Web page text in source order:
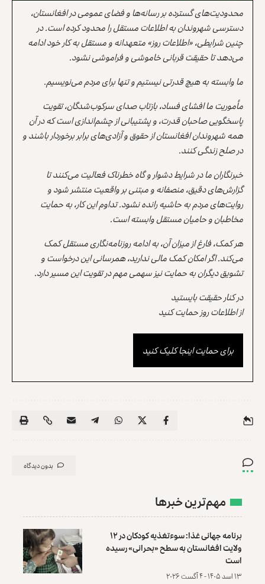
محدودیت‌های گسترده بر رسانه‌ها و فضای عمومی در افغانستان،
دسترسی شهروندان به اطلاعات مستقل را محدود کرده است. در
چنین شرایطی، «اطلاعات روز» متعهدانه و مستقل به کار خود ادامه
می‌دهد تا حقیقت قربانی خاموشی و فراموشی نشود.
ما وابسته به هیچ قدرتی نیستیم و تنها برای مردم می‌نویسیم.
مأموریت ما افشای فساد، بازتاب صدای سرکوب‌شدگان، تقویت
پاسخگویی صاحبان قدرت، و پشتیبانی از چشم‌اندازی است که در آن
همه شهروندان افغانستان از حقوق و آزادی‌های برابر برخوردار باشند و
در صلح زندگی کنند.
خبرنگاران ما در شرایط دشوار و گاه خطرناک فعالیت می‌کنند تا
گزارش‌های دقیق، منصفانه و مبتنی بر واقعیت منتشر شود و
روایت‌های مردم به حاشیه رانده نشود. تداوم این کار، به حمایت
مخاطبان و حامیان مستقل وابسته است.
هر کمک، فارغ از میزان آن، به ادامه روزنامه‌نگاری مستقل کمک
می‌کند. اگر امکان کمک مالی ندارید، همرسانی این درخواست و
تشویق دیگران به حمایت نیز سهمی مهم در تقویت این مسیر دارد.
در کنار حقیقت بایستید
از اطلاعات روز حمایت کنید
برای حمایت اینجا کلیک کنید
بدون دیدگاه
مهم‌ترین خبرها
برنامه جهانی غذا: سوءتغذیه کودکان در ۱۲
ولایت افغانستان به سطح «بحرانی» رسیده
است
۱۳ اسد ۱۴۰۵ - ۴ آگست ۲۰۲۶